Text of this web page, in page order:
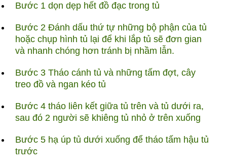
Bước 1 dọn dẹp hết đồ đạc trong tủ
Bước 2 Đánh dấu thứ tự những bộ phận của tủ
hoặc chụp hình tủ lại để khi lắp tủ sẽ đơn gian
và nhanh chóng hơn tránh bị nhầm lẫn.
Bước 3 Tháo cánh tủ và những tấm đợt, cây
treo đồ và ngan kéo tủ
Bước 4 tháo liên kết giữa tủ trên và tủ dưới ra,
sau đó 2 người sẽ khiêng tủ nhỏ ở trên xuống
Bước 5 hạ úp tủ dưới xuống để tháo tấm hậu tủ
trước